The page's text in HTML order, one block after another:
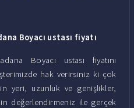
Boyacı ustası fiyatı
Boyacı ustası fiyatını
hak verirsiniz ki çok
yeri, uzunluk ve genişlikler,
değerlendirmeniz ile gerçek